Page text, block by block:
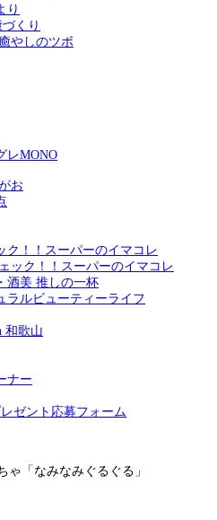
り
くり
やしのツボ
レMONO
お
ク！！スーパーのイマコレ
ック！！スーパーのイマコレ
酒美 推しの一杯
ラルビューティーライフ
和歌山
ナー
ゼント応募フォーム
ゃ「なみなみぐるぐる」